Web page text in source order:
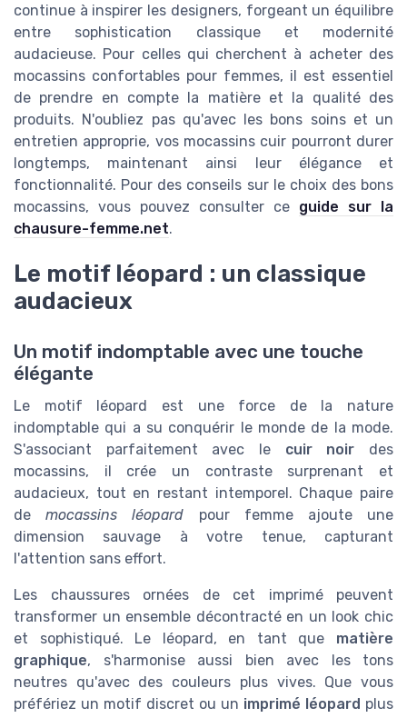
continue à inspirer les designers, forgeant un équilibre
entre sophistication classique et modernité
audacieuse. Pour celles qui cherchent à acheter des
mocassins confortables pour femmes, il est essentiel
de prendre en compte la matière et la qualité des
produits. N'oubliez pas qu'avec les bons soins et un
entretien approprie, vos mocassins cuir pourront durer
longtemps, maintenant ainsi leur élégance et
fonctionnalité. Pour des conseils sur le choix des bons
mocassins, vous pouvez consulter ce guide sur la
chausure-femme.net.
Le motif léopard : un classique
audacieux
Un motif indomptable avec une touche
élégante
Le motif léopard est une force de la nature
indomptable qui a su conquérir le monde de la mode.
S'associant parfaitement avec le cuir noir des
mocassins, il crée un contraste surprenant et
audacieux, tout en restant intemporel. Chaque paire
democassins léopard pour femme ajoute une
dimension sauvage à votre tenue, capturant
l'attention sans effort.
Les chaussures ornées de cet imprimé peuvent
transformer un ensemble décontracté en un look chic
et sophistiqué. Le léopard, en tant que matière
graphique, s'harmonise aussi bien avec les tons
neutres qu'avec des couleurs plus vives. Que vous
préfériez un motif discret ou un imprimé léopard plus